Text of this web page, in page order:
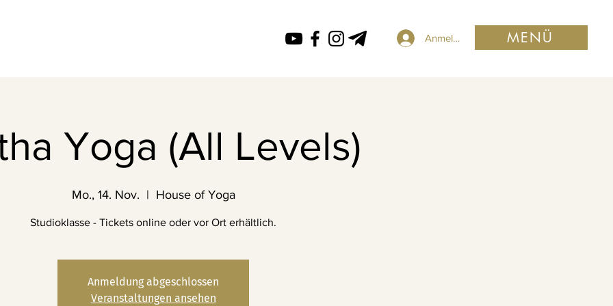
Anmelden MENÜ
Yoga (All Levels)
Mo., 14. Nov.
  |
House of Yoga
Studioklasse - Tickets online oder vor Ort erhältlich.
Anmeldung abgeschlossen
Veranstaltungen ansehen